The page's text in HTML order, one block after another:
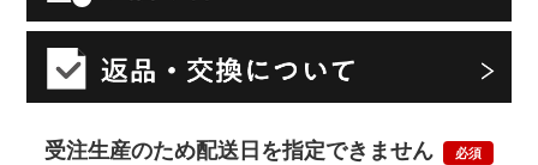
受注生産のため配送日を指定できません